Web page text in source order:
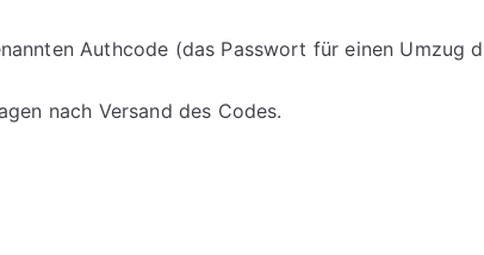
Authcode (das Passwort für einen Umzug
nach Versand des Codes.